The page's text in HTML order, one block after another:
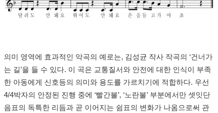
의미 영역에 효과적인 악곡의 예로는, 김성균 작사 작곡의 ‘건너가
는 길’을 들 수 있다. 이 곡은 교통질서와 안전에 대한 인식이 부족
한 아동에게 신호등의 의미와 용도를 가르치기에 적합하다. 우선
4/4박자의 안정된 진행 중에 ‘빨간불’, ‘노란불’ 부분에서만 셋잇단
음표의 독특한 리듬과 곧 이어지는 쉼표의 변화가 나옴으로써 관